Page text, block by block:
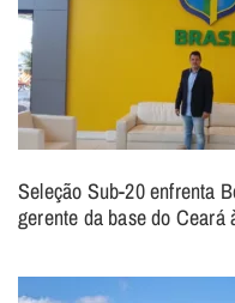
Seleção Sub-20 enfrenta
gerente da base do Ceará